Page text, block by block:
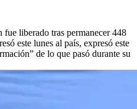
liberado tras permanecer 448
este lunes al país, expresó este
de lo que pasó durante su